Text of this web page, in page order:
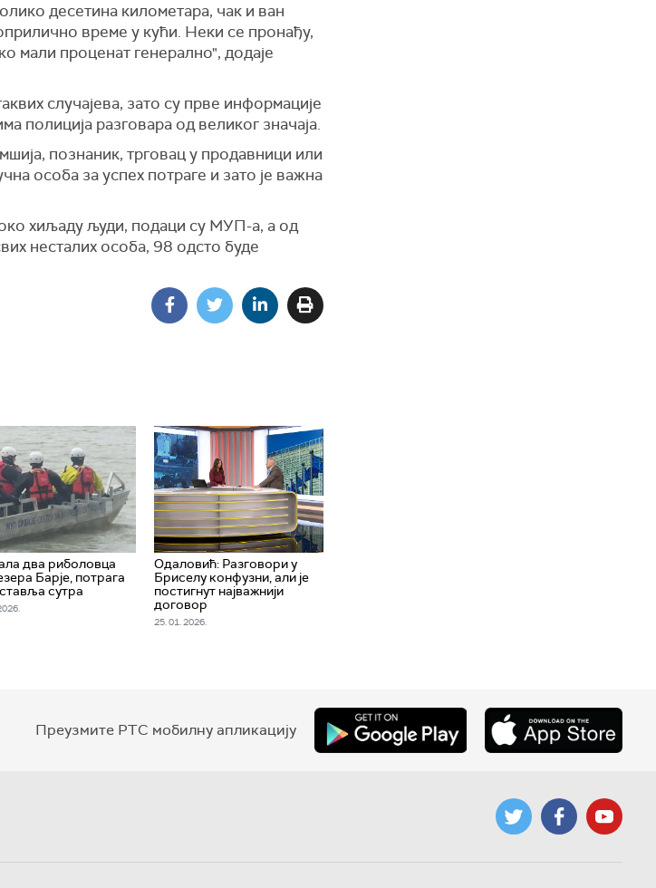
десетина километара, чак и ван
време у кући. Неки се пронађу,
мали проценат генерално", додаје
случајева, зато су прве информације
полиција разговара од великог значаја.
познаник, трговац у продавници или
особа за успех потраге и зато је важна
хиљаду људи, подаци су МУП-а, а од
несталих особа, 98 одсто буде
два риболовца
Барје, потрага
сутра
Одаловић: Разговори у
Бриселу конфузни, али је
постигнут најважнији
договор
25. 01. 2026.
Преузмите РТС мобилну апликацију